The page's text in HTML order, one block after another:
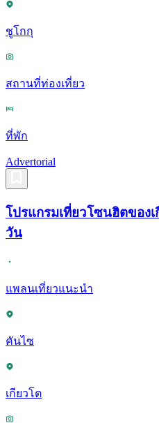
ชูโกกุ
สถานที่ท่องเที่ยว
ที่พัก
Advertorial
โปรแกรมเที่ยวโซนฮิตของ
วัน
แพลนเที่ยวแนะนำ
คันไซ
เกียวโต